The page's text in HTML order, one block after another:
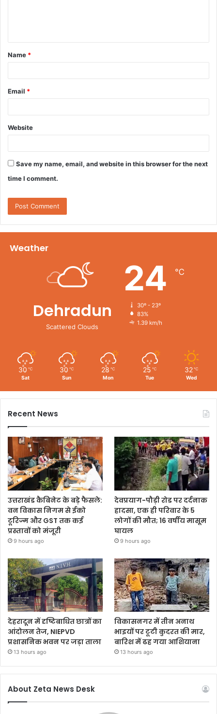
t
*
Name *
Email *
Website
Save my name, email, and website in this browser for the next
time I comment.
Weather
Dehradun
Scattered Clouds
24 ℃
30º - 23º
83%
1.39 km/h
30 ℃
Sat
30 ℃
Sun
28 ℃
Mon
25 ℃
Tue
32 ℃
Wed
Recent News
उत्तराखंड कैबिनेट के बड़े फैसले:
वन विकास निगम से ईको
टूरिज्म और GST तक कई
प्रस्तावों को मंजूरी
9 hours ago
देवप्रयाग-पौड़ी रोड पर दर्दनाक
हादसा, एक ही परिवार के 5
लोगों की मौत; 16 वर्षीय मासूम
घायल
9 hours ago
देहरादून में दृष्टिबाधित छात्रों का
आंदोलन तेज, NIEPVD
प्रशासनिक भवन पर जड़ा ताला
13 hours ago
विकासनगर में तीन अनाथ
भाइयों पर टूटी कुदरत की मार,
बारिश में ढह गया आशियाना
13 hours ago
About Zeta News Desk